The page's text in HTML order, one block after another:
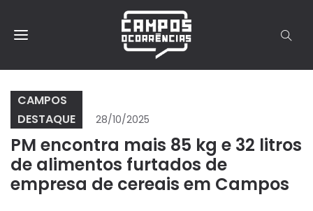
CAMPOS
DESTAQUE
28/10/2025
PM encontra mais 85 kg e 32 litros
de alimentos furtados de
empresa de cereais em Campos